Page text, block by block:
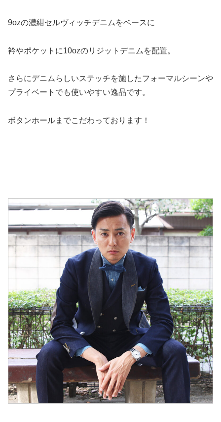
9ozの濃紺セルヴィッチデニムをベースに
衿やポケットに10ozのリジットデニムを配置。
さらにデニムらしいステッチを施したフォーマルシーンや
プライベートでも使いやすい逸品です。
ボタンホールまでこだわっております！